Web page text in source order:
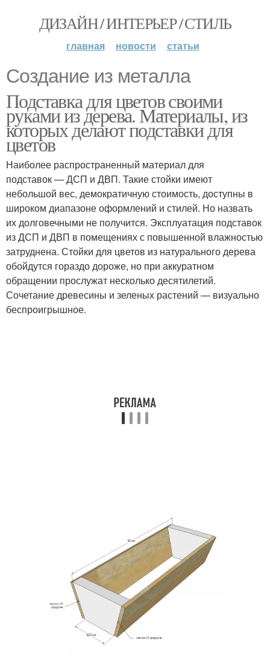
ДИЗАЙН / ИНТЕРЬЕР / СТИЛЬ
главная новости статьи
Создание из металла
Подставка для цветов своими
руками из дерева. Материалы, из
которых делают подставки для
цветов
Наиболее распространенный материал для
подставок — ДСП и ДВП. Такие стойки имеют
небольшой вес, демократичную стоимость, доступны в
широком диапазоне оформлений и стилей. Но назвать
их долговечными не получится. Эксплуатация подставок
из ДСП и ДВП в помещениях с повышенной влажностью
затруднена. Стойки для цветов из натурального дерева
обойдутся гораздо дороже, но при аккуратном
обращении прослужат несколько десятилетий.
Сочетание древесины и зеленых растений — визуально
беспроигрышное.